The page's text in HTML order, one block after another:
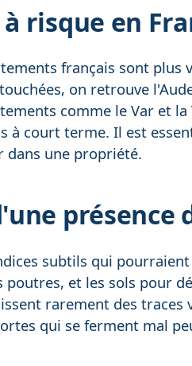
risque en
français sont plus
on retrouve
comme le Var et
à court terme. Il est
dans une propriété.
présence
subtils qui
poutres, et les sols pour
rarement des
qui se ferment mal